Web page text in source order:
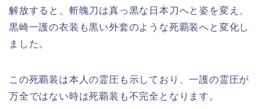
解放すると、斬魄刀は真っ黒な日本刀へと姿を変え、
黒崎一護の衣装も黒い外套のような死覇装へと変化し
ました。
この死覇装は本人の霊圧も示しており、一護の霊圧が
万全ではない時は死覇装も不完全となります。